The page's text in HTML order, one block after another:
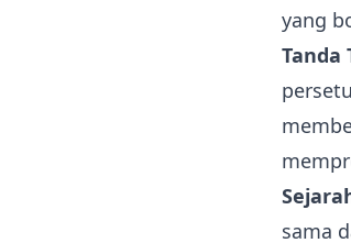
yang
Tanda
sama